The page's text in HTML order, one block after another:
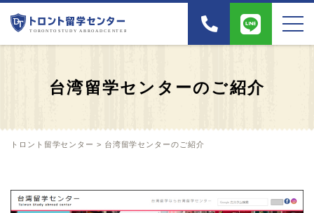
台湾留学センターのご紹介
トロント留学センター > 台湾留学センターのご紹介